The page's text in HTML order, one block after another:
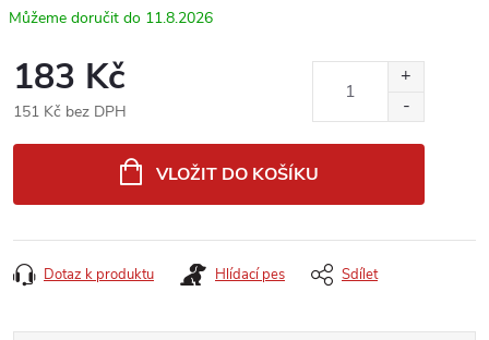
11.8.2026
183 Kč
151 Kč bez DPH
VLOŽIT DO KOŠÍKU
Dotaz k produktu Hlídací pes Sdílet